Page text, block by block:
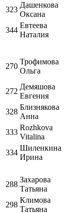
323
Дашенкова
Оксана
344
Евтеева
Наталия
270
Трофимова
Ольга
272
Демяшова
Евгения
328
Близнякова
Анна
333
Rozhkova
Vitalina
334
Шиленкина
Ирина
288
Захарова
Татьяна
298
Климова
Татьяна